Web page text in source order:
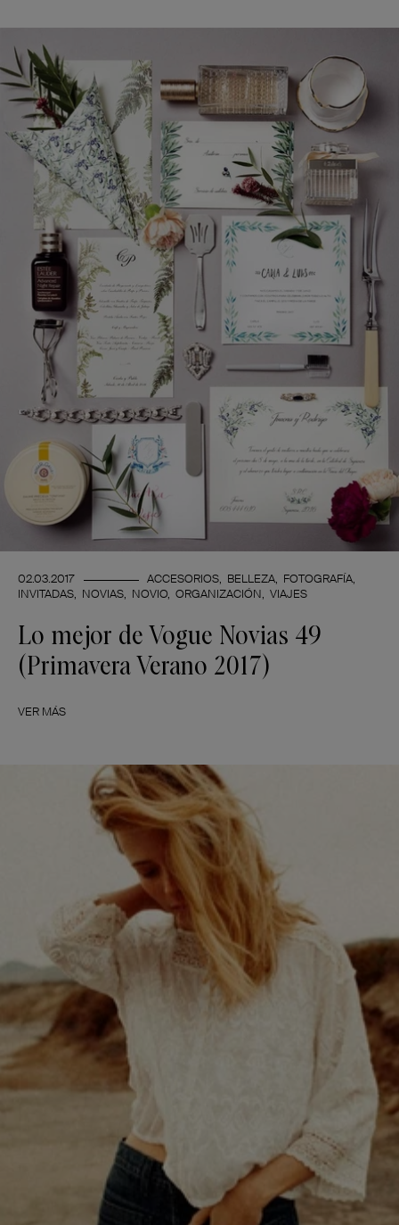
02.03.2017 ACCESORIOS BELLEZA FOTOGRAFÍA
INVITADAS NOVIAS NOVIO ORGANIZACIÓN VIAJES
Lo mejor de Vogue Novias 49
(Primavera Verano 2017)
VER MÁS